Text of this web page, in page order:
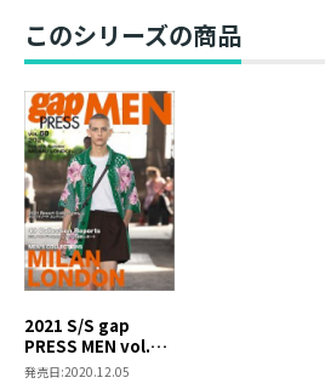
このシリーズの商品
2021 S/S gap
PRESS MEN vol.60
MILAN / LONDON
発売日:2020.12.05